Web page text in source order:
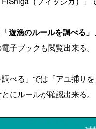
「遊漁のルールを調べる」 、
子ブックも閲覧出来る。
調べる」では「アユ捕り
にルールが確認出来る。